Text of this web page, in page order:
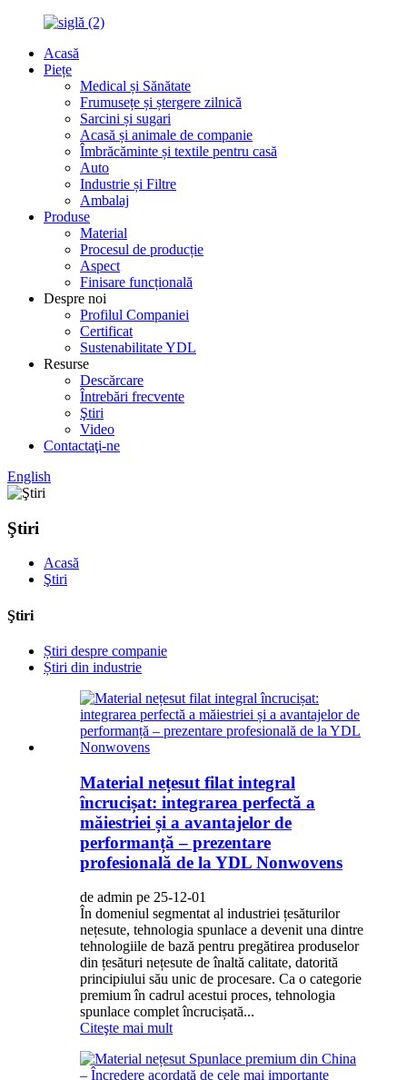
Acasă
Piețe
Medical și Sănătate
Frumusețe și ștergere zilnică
Sarcini și sugari
Acasă și animale de companie
Îmbrăcăminte și textile pentru casă
Auto
Industrie și Filtre
Ambalaj
Produse
Material
Procesul de producție
Aspect
Finisare funcțională
Despre noi
Profilul Companiei
Certificat
Sustenabilitate YDL
Resurse
Descărcare
Întrebări frecvente
Ştiri
Video
Contactaţi-ne
English
Ştiri
Acasă
Ştiri
Ştiri
Știri despre companie
Știri din industrie
Material nețesut filat integral
încrucișat: integrarea perfectă a
măiestriei și a avantajelor de
performanță – prezentare
profesională de la YDL Nonwovens
de admin pe 25-12-01
În domeniul segmentat al industriei țesăturilor
nețesute, tehnologia spunlace a devenit una dintre
tehnologiile de bază pentru pregătirea produselor
din țesături nețesute de înaltă calitate, datorită
principiului său unic de procesare. Ca o categorie
premium în cadrul acestui proces, tehnologia
spunlace complet încrucișată...
Citeşte mai mult